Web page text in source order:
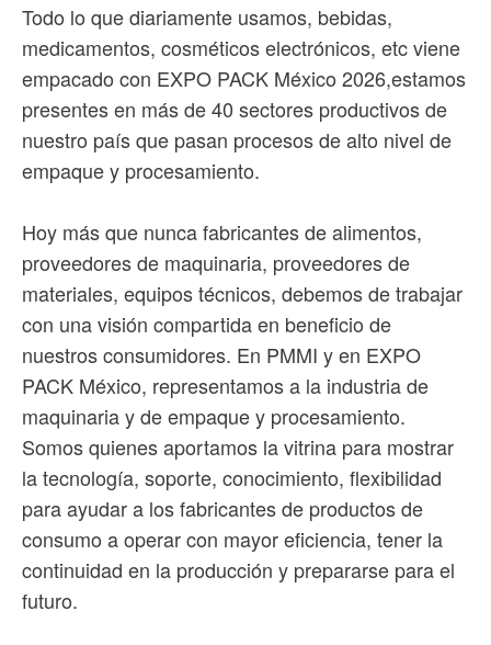
Todo lo que diariamente usamos, bebidas,
medicamentos, cosméticos electrónicos, etc viene
empacado con EXPO PACK México 2026,estamos
presentes en más de 40 sectores productivos de
nuestro país que pasan procesos de alto nivel de
empaque y procesamiento.
Hoy más que nunca fabricantes de alimentos,
proveedores de maquinaria, proveedores de
materiales, equipos técnicos, debemos de trabajar
con una visión compartida en beneficio de
nuestros consumidores. En PMMI y en EXPO
PACK México, representamos a la industria de
maquinaria y de empaque y procesamiento.
Somos quienes aportamos la vitrina para mostrar
la tecnología, soporte, conocimiento, flexibilidad
para ayudar a los fabricantes de productos de
consumo a operar con mayor eficiencia, tener la
continuidad en la producción y prepararse para el
futuro.